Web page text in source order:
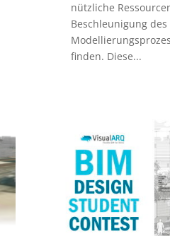
nützliche
Beschleunigung des
finden. Diese...